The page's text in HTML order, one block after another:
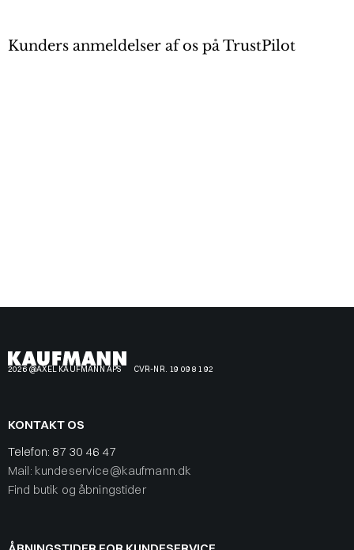
Kunders anmeldelser af os på TrustPilot
2026 @AXEL KAUFMANN APS CVR-NR. 19 09 81 92
KONTAKT OS
Telefon: 87 30 46 47
Mail: kundeservice@kaufmann.dk
Find butik og åbningstider